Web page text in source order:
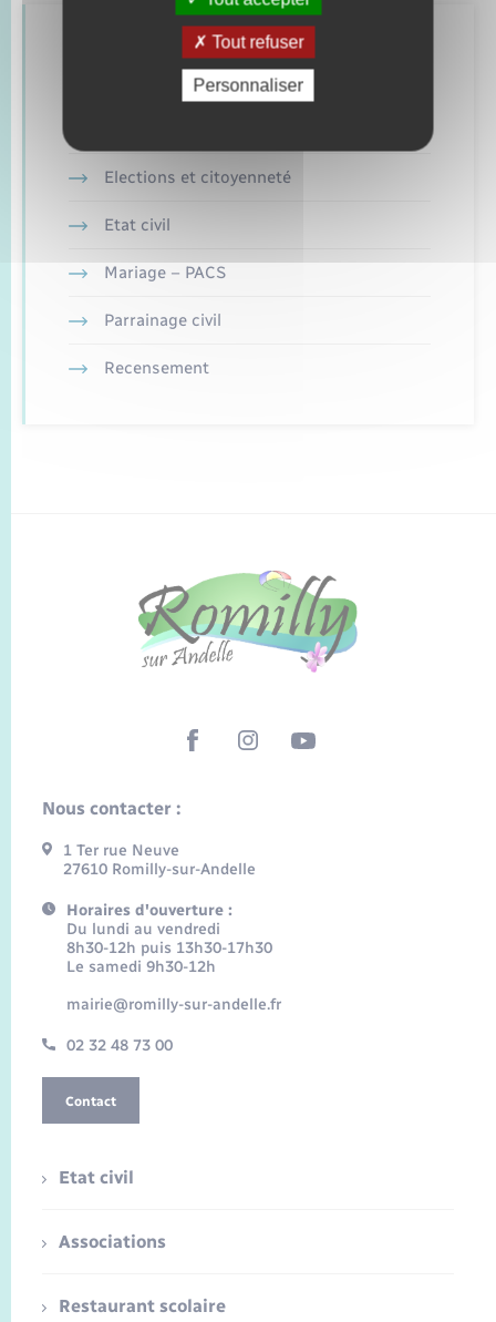
Retrouvez aussi
Elections et citoyenneté
Etat civil
Mariage – PACS
Parrainage civil
Recensement
Nous contacter :
1 Ter rue Neuve
27610 Romilly-sur-Andelle
Horaires d'ouverture :
Du lundi au vendredi
8h30-12h puis 13h30-17h30
Le samedi 9h30-12h
mairie@romilly-sur-andelle.fr
02 32 48 73 00
Contact
Etat civil
Associations
Restaurant scolaire
Tout refuser
Personnaliser